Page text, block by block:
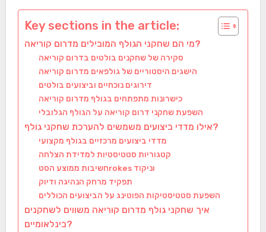
Key sections in the article:
מי הם שחקני הגולף המובילים מדרום קוריאה?
סקירה של שחקנים בולטים בדרום קוריאה
הישגים היסטוריים של גולפאים מדרום קוריאה
דירוגים נוכחיים וביצועים בולטים
כישרונות מתפתחים בגולף מדרום קוריאה
השפעת שחקני דרום קוריאה על הגולף הגלובלי
אילו מדדי ביצועים משמשים להערכת שחקני גולף?
מדדי ביצועים מרכזיים בגולף מקצועי
קטגוריות סטטיסטיות למדידת הצלחה
חשיבות ממוצע הסטrokes וניקוד
תפקיד מרחק הנהיגה ודיוק
השפעת סטטיסטיקות הפוטינג על הביצועים הכוללים
איך שחקני גולף מדרום קוריאה משווים לשחקנים
בינלאומיים?